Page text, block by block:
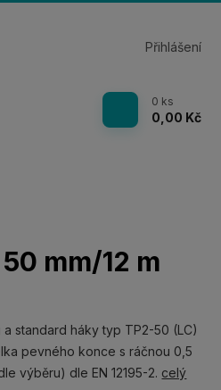
Přihlášení
0 ks
0,00 Kč
mm/12 m
standard háky typ TP2-50 (LC)
pevného konce s ráčnou 0,5
výběru) dle EN 12195-2. celý